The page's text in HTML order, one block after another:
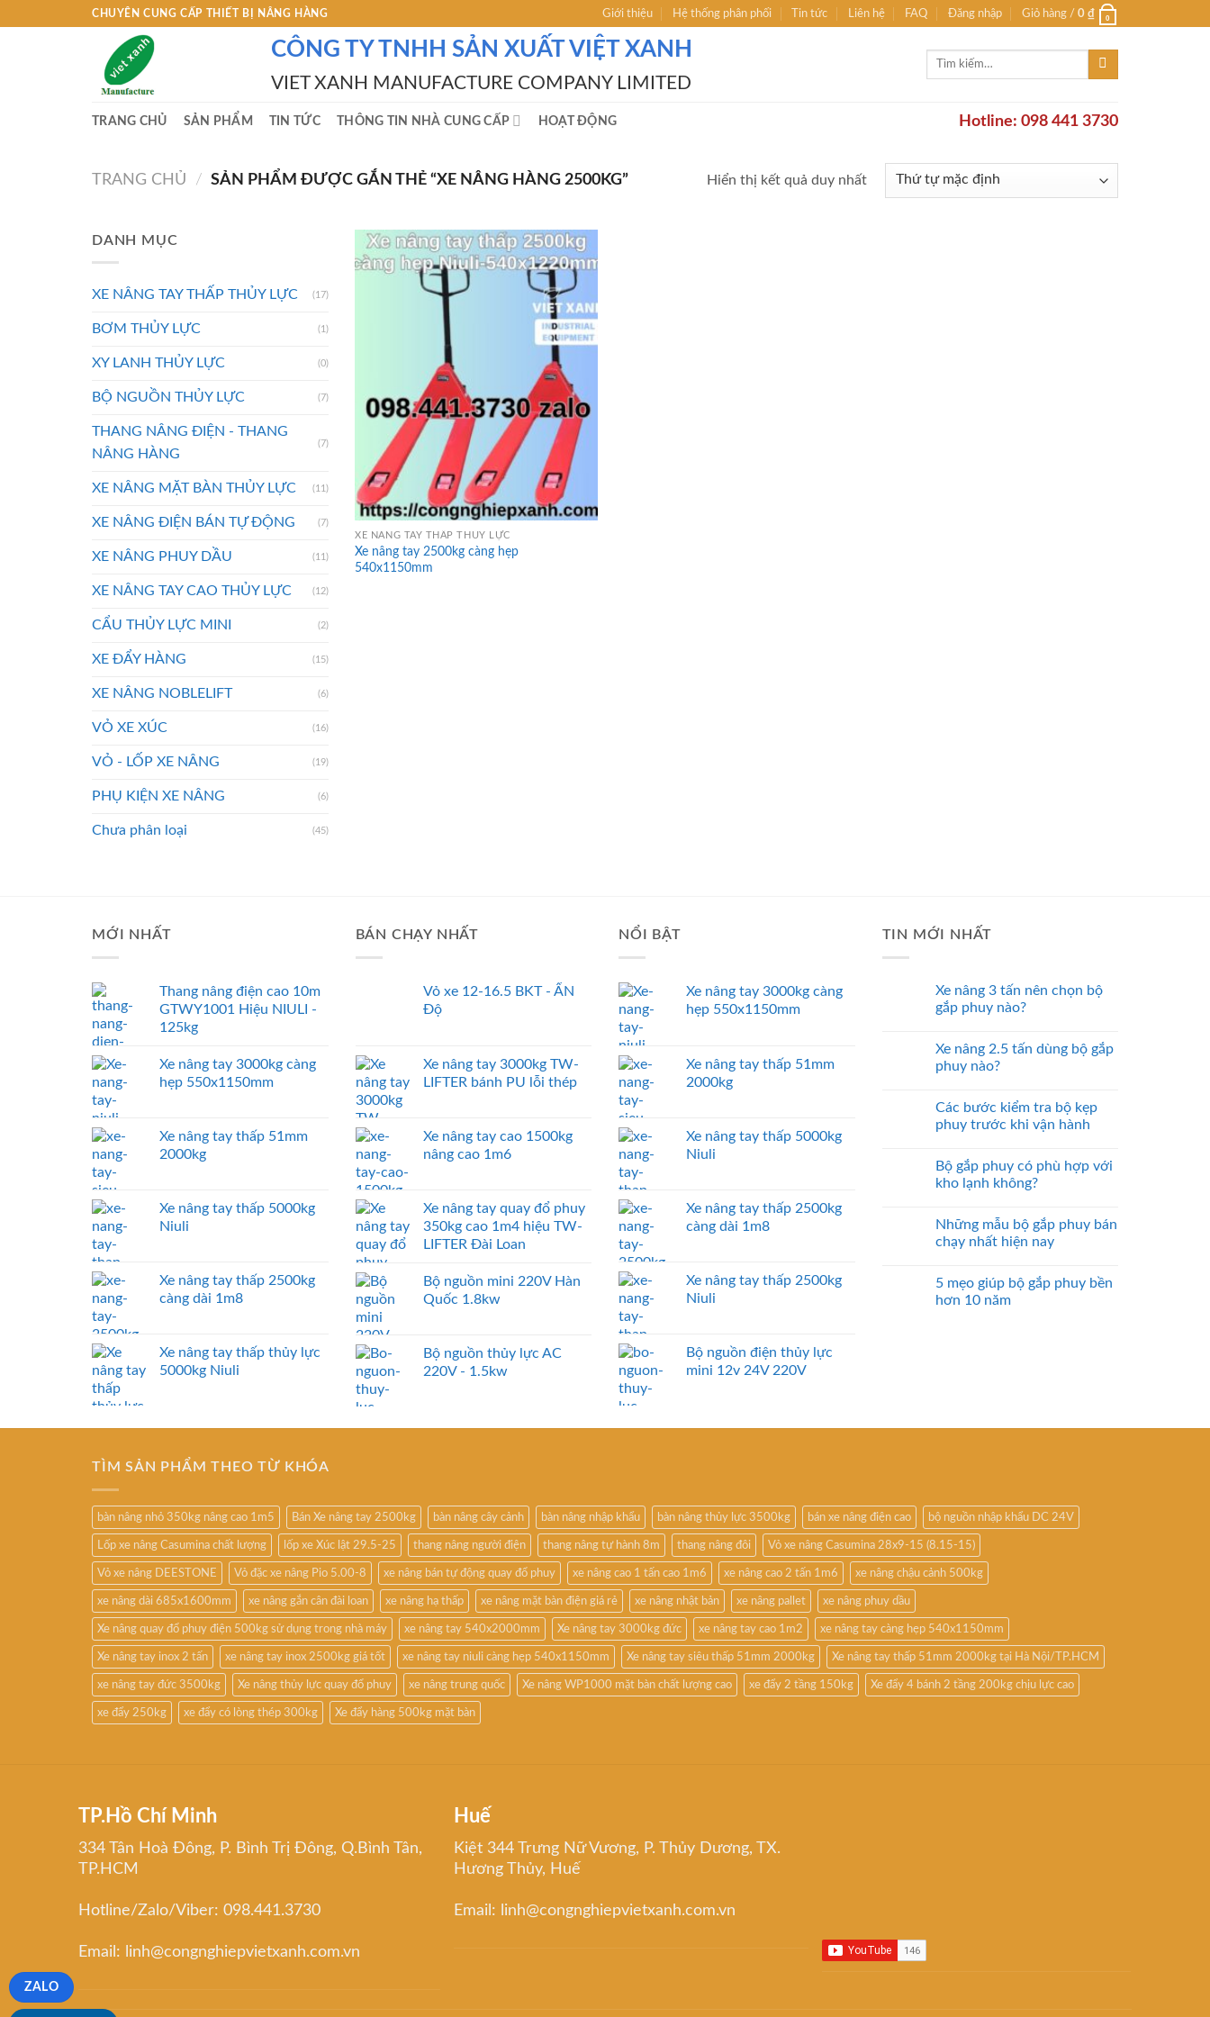
CHUYÊN CUNG CẤP THIẾT BỊ NÂNG HÀNG Giới thiệu Hệ thống phân phối Tin tức Liên hệ FAQ Đăng nhập Giỏ hàng / 0 ₫ 0
CÔNG TY TNHH SẢN XUẤT VIỆT XANH
VIET XANH MANUFACTURE COMPANY LIMITED
Tìm
TRANG CHỦ SẢN PHẨM TIN TỨC THÔNG TIN NHÀ CUNG CẤP HOẠT ĐỘNG Hotline: 098 441 3730
TRANG CHỦ / SẢN PHẨM ĐƯỢC GẮN THẺ “XE NÂNG HÀNG 2500KG” Hiển thị kết quả duy nhất
DANH MỤC
XE NÂNG TAY THẤP THỦY LỰC (17)
BƠM THỦY LỰC (1)
XY LANH THỦY LỰC (0)
BỘ NGUỒN THỦY LỰC (7)
THANG NÂNG ĐIỆN - THANG
NÂNG HÀNG
(7)
XE NÂNG MẶT BÀN THỦY LỰC (11)
XE NÂNG ĐIỆN BÁN TỰ ĐỘNG (7)
XE NÂNG PHUY DẦU (11)
XE NÂNG TAY CAO THỦY LỰC (12)
CẨU THỦY LỰC MINI (2)
XE ĐẨY HÀNG (15)
XE NÂNG NOBLELIFT (6)
VỎ XE XÚC (16)
VỎ - LỐP XE NÂNG (19)
PHỤ KIỆN XE NÂNG (6)
Chưa phân loại (45)
XE NÂNG TAY THẤP THỦY LỰC
Xe nâng tay 2500kg càng hẹp
540x1150mm
MỚI NHẤT
Thang nâng điện cao 10m
GTWY1001 Hiệu NIULI -
125kg
Xe nâng tay 3000kg càng
hẹp 550x1150mm
Xe nâng tay thấp 51mm
2000kg
Xe nâng tay thấp 5000kg
Niuli
Xe nâng tay thấp 2500kg
càng dài 1m8
Xe nâng tay thấp thủy lực
5000kg Niuli
BÁN CHẠY NHẤT
Vỏ xe 12-16.5 BKT - ẤN
Độ
Xe nâng tay 3000kg TW-
LIFTER bánh PU lỗi thép
Xe nâng tay cao 1500kg
nâng cao 1m6
Xe nâng tay quay đổ phuy
350kg cao 1m4 hiệu TW-
LIFTER Đài Loan
Bộ nguồn mini 220V Hàn
Quốc 1.8kw
Bộ nguồn thủy lực AC
220V - 1.5kw
NỔI BẬT
Xe nâng tay 3000kg càng
hẹp 550x1150mm
Xe nâng tay thấp 51mm
2000kg
Xe nâng tay thấp 5000kg
Niuli
Xe nâng tay thấp 2500kg
càng dài 1m8
Xe nâng tay thấp 2500kg
Niuli
Bộ nguồn điện thủy lực
mini 12v 24V 220V
TIN MỚI NHẤT
Xe nâng 3 tấn nên chọn bộ
gắp phuy nào?
Xe nâng 2.5 tấn dùng bộ gắp
phuy nào?
Các bước kiểm tra bộ kẹp
phuy trước khi vận hành
Bộ gắp phuy có phù hợp với
kho lạnh không?
Những mẫu bộ gắp phuy bán
chạy nhất hiện nay
5 mẹo giúp bộ gắp phuy bền
hơn 10 năm
TÌM SẢN PHẨM THEO TỪ KHÓA
bàn nâng nhỏ 350kg nâng cao 1m5 Bán Xe nâng tay 2500kg bàn nâng cây cảnh bàn nâng nhập khẩu bàn nâng thủy lực 3500kg bán xe nâng điện cao bộ nguồn nhập khẩu DC 24V
Lốp xe nâng Casumina chất lượng lốp xe Xúc lật 29.5-25 thang nâng người điện thang nâng tự hành 8m thang nâng đôi Vỏ xe nâng Casumina 28x9-15 (8.15-15)
Vỏ xe nâng DEESTONE Vỏ đặc xe nâng Pio 5.00-8 xe nâng bán tự động quay đổ phuy xe nâng cao 1 tấn cao 1m6 xe nâng cao 2 tấn 1m6 xe nâng chậu cảnh 500kg
xe nâng dài 685x1600mm xe nâng gắn cân đài loan xe nâng hạ thấp xe nâng mặt bàn điện giá rẻ xe nâng nhật bản xe nâng pallet xe nâng phuy dầu
Xe nâng quay đổ phuy điện 500kg sử dụng trong nhà máy xe nâng tay 540x2000mm Xe nâng tay 3000kg đức xe nâng tay cao 1m2 xe nâng tay càng hẹp 540x1150mm
Xe nâng tay inox 2 tấn xe nâng tay inox 2500kg giá tốt xe nâng tay niuli càng hẹp 540x1150mm Xe nâng tay siêu thấp 51mm 2000kg Xe nâng tay thấp 51mm 2000kg tại Hà Nội/TP.HCM
xe nâng tay đức 3500kg Xe nâng thủy lực quay đổ phuy xe nâng trung quốc Xe nâng WP1000 mặt bàn chất lượng cao xe đẩy 2 tầng 150kg Xe đẩy 4 bánh 2 tầng 200kg chịu lực cao
xe đẩy 250kg xe đẩy có lòng thép 300kg Xe đẩy hàng 500kg mặt bàn
TP.Hồ Chí Minh
334 Tân Hoà Đông, P. Bình Trị Đông, Q.Bình Tân,
TP.HCM
Hotline/Zalo/Viber: 098.441.3730
Email: linh@congnghiepvietxanh.com.vn
Huế
Kiệt 344 Trưng Nữ Vương, P. Thủy Dương, TX.
Hương Thủy, Huế
Email: linh@congnghiepvietxanh.com.vn
ZALO